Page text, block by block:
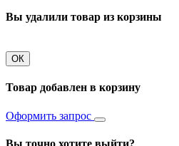
Вы удалили товар из корзины
ОК
Товар добавлен в корзину
Оформить запрос
Вы точно хотите выйти?